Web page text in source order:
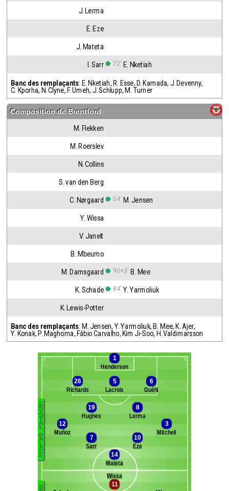
J. Lerma
E. Eze
J. Mateta
I. Sarr 72' E. Nketiah
Banc des remplaçants: E. Nketiah, R. Esse, D. Kamada, J. Devenny,
C. Kporha, N. Clyne, F. Umeh, J. Schlupp, M. Turner
Composition de Brentford
M. Flekken
M. Roerslev
N. Collins
S. van den Berg
C. Nørgaard 54' M. Jensen
Y. Wissa
V. Janelt
B. Mbeumo
M. Damsgaard 90+3' B. Mee
K. Schade 84' Y. Yarmoliuk
K. Lewis-Potter
Banc des remplaçants: M. Jensen, Y. Yarmoliuk, B. Mee, K. Ajer,
Y. Konak, P. Maghoma, Fábio Carvalho, Kim Ji-Soo, H. Valdimarsson